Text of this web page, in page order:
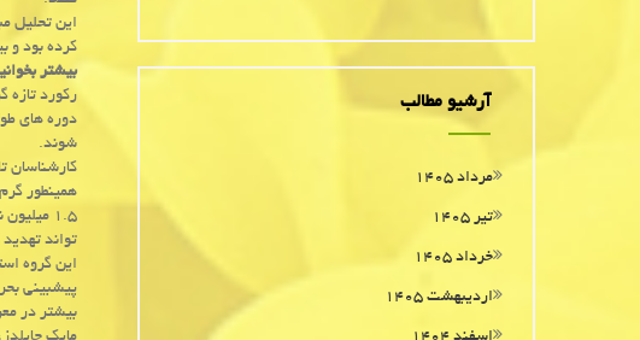
کرده بود و
بیشتر
رکورد تازه
دوره های
شوند.
کارشناسان
تواند
این گروه
پیشبینی
بیشتر در
آرشیو مطالب
مرداد ۱۴۰۵
تیر ۱۴۰۵
خرداد ۱۴۰۵
اردیبهشت ۱۴۰۵